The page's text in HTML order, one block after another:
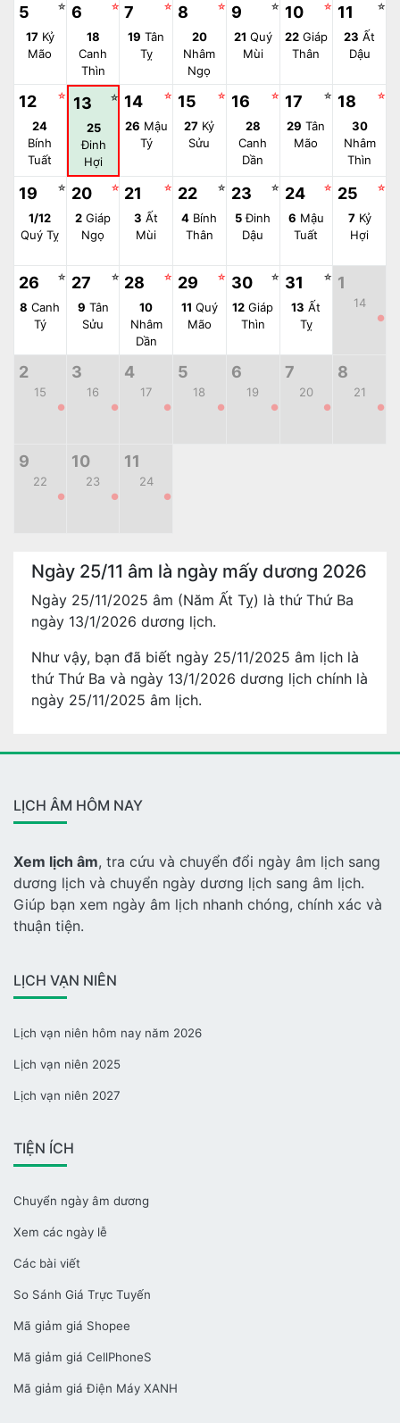
5 ☆
17Kỷ
Mão
6 ☆
18
Canh
Thìn
7 ☆
19 Tân
Tỵ
8 ☆
20
Nhâm
Ngọ
9 ☆
21 Quý
Mùi
10 ☆
22Giáp
Thân
11 ☆
23 Ất
Dậu
12 ☆
24
Bính
Tuất
13 ☆
25
Đinh
Hợi
14 ☆
26 Mậu
Tý
15 ☆
27 Kỷ
Sửu
16 ☆
28
Canh
Dần
17 ☆
29 Tân
Mão
18 ☆
30
Nhâm
Thìn
19 ☆
1/12
Quý Tỵ
20 ☆
2 Giáp
Ngọ
21 ☆
3 Ất
Mùi
22 ☆
4 Bính
Thân
23 ☆
5Đinh
Dậu
24 ☆
6 Mậu
Tuất
25 ☆
7Kỷ
Hợi
26 ☆
8 Canh
Tý
27 ☆
9 Tân
Sửu
28 ☆
10
Nhâm
Dần
29 ☆
11 Quý
Mão
30 ☆
12 Giáp
Thìn
31 ☆
13 Ất
Tỵ
1
14
●
2
15
●
3
16
●
4
17
●
5
18
●
6
19
●
7
20
●
8
21
●
9
22
●
10
23
●
11
24
●
Ngày 25/11 âm là ngày mấy dương 2026
Ngày 25/11/2025 âm (Năm Ất Tỵ) là thứ Thứ Ba
ngày 13/1/2026 dương lịch.
Như vậy, bạn đã biết ngày 25/11/2025 âm lịch là
thứ Thứ Ba và ngày 13/1/2026 dương lịch chính là
ngày 25/11/2025 âm lịch.
LỊCH ÂM HÔM NAY
Xem lịch âm, tra cứu và chuyển đổi ngày âm lịch sang
dương lịch và chuyển ngày dương lịch sang âm lịch.
Giúp bạn xem ngày âm lịch nhanh chóng, chính xác và
thuận tiện.
LỊCH VẠN NIÊN
Lịch vạn niên hôm nay năm 2026
Lịch vạn niên 2025
Lịch vạn niên 2027
TIỆN ÍCH
Chuyển ngày âm dương
Xem các ngày lễ
Các bài viết
So Sánh Giá Trực Tuyến
Mã giảm giá Shopee
Mã giảm giá CellPhoneS
Mã giảm giá Điện Máy XANH